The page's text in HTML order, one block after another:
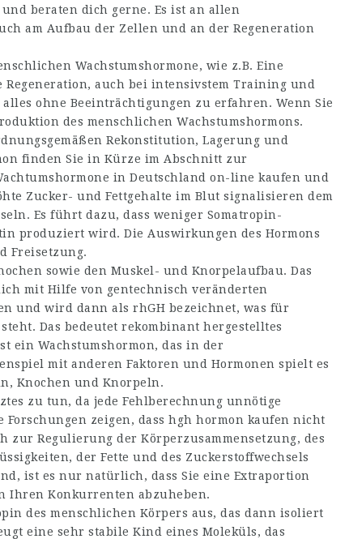
beraten dich gerne. Es ist an allen
am Aufbau der Zellen und an der Regeneration
Wachstumshormone, wie z.B. Eine
auch bei intensivstem Training und
ohne Beeinträchtigungen zu erfahren. Wenn Sie
des menschlichen Wachstumshormons.
Rekonstitution, Lagerung und
finden Sie in Kürze im Abschnitt zur
in Deutschland on-line kaufen und
Zucker- und Fettgehalte im Blut signalisieren dem
Es führt dazu, dass weniger Somatropin-
produziert wird. Die Auswirkungen des Hormons
Freisetzung.
sowie den Muskel- und Knorpelaufbau. Das
mit Hilfe von gentechnisch veränderten
und wird dann als rhGH bezeichnet, was für
Das bedeutet rekombinant hergestelltes
ein Wachstumshormon, das in der
mit anderen Faktoren und Hormonen spielt es
Knochen und Knorpeln.
zu tun, da jede Fehlberechnung unnötige
zeigen, dass hgh hormon kaufen nicht
zur Regulierung der Körperzusammensetzung, des
der Fette und des Zuckerstoffwechsels
ist es nur natürlich, dass Sie eine Extraportion
Ihren Konkurrenten abzuheben.
des menschlichen Körpers aus, das dann isoliert
eine sehr stabile Kind eines Moleküls, das